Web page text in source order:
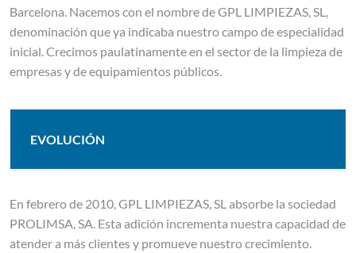
Barcelona. Nacemos con el nombre de GPL LIMPIEZAS, SL,
denominación que ya indicaba nuestro campo de especialidad
inicial. Crecimos paulatinamente en el sector de la limpieza de
empresas y de equipamientos públicos.
EVOLUCIÓN
En febrero de 2010, GPL LIMPIEZAS, SL absorbe la sociedad
PROLIMSA, SA. Esta adición incrementa nuestra capacidad de
atender a más clientes y promueve nuestro crecimiento.